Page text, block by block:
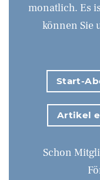
monatlich. Es
können Sie
Start-
Artikel
Schon